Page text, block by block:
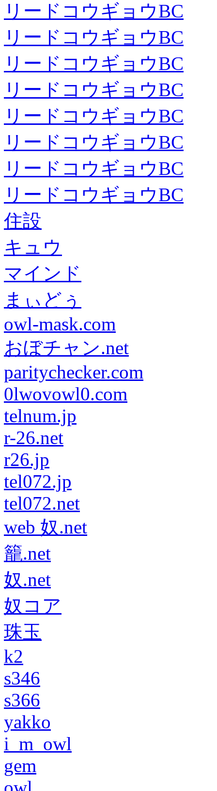
リードコウギョウBC
リードコウギョウBC
リードコウギョウBC
リードコウギョウBC
リードコウギョウBC
リードコウギョウBC
リードコウギョウBC
リードコウギョウBC
住設
キュウ
マインド
まぃどぅ
owl-mask.com
おぼチャン.net
paritychecker.com
0lwovowl0.com
telnum.jp
r-26.net
r26.jp
tel072.jp
tel072.net
web 奴.net
籠.net
奴.net
奴コア
珠玉
k2
s346
s366
yakko
i_m_owl
gem